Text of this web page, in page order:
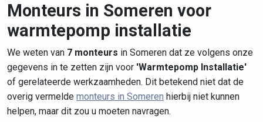
Monteurs in Someren voor
warmtepomp installatie
We weten van 7 monteurs in Someren dat ze volgens onze
gegevens in te zetten zijn voor 'Warmtepomp Installatie'
of gerelateerde werkzaamheden. Dit betekend niet dat de
overig vermelde monteurs in Someren hierbij niet kunnen
helpen, maar dit zou u moeten navragen.